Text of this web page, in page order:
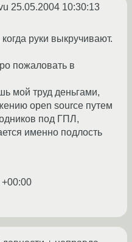
25.05.2004 10:30:13
руки выкручивают.
пожаловать в
мой труд деньгами,
open source путем
под ГПЛ,
именно подлость